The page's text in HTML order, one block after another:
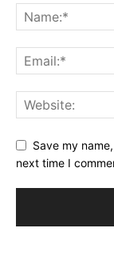
Save my
next time I